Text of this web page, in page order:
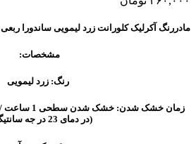
مادررنگ آکرلیک کلورانت زرد لیمویی ساندورا ربعی 300 گرمی
مشخصات:
رنگ: زرد لیمویی
(در دمای 23 در جه سانتیگراد)